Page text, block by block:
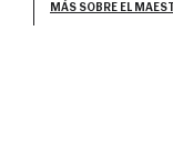
MÁS SOBRE EL